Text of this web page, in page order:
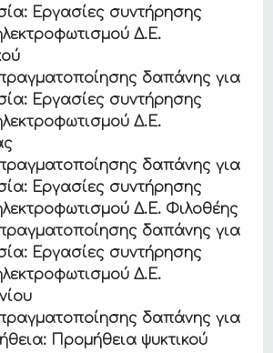
Εργασίες συντήρησης
Δ.Ε.
δαπάνης για
Εργασίες συντήρησης
Δ.Ε.
δαπάνης για
Εργασίες συντήρησης
Δ.Ε. Φιλοθέης
δαπάνης για
Εργασίες συντήρησης
Δ.Ε.
δαπάνης για
Προμήθεια ψυκτικού